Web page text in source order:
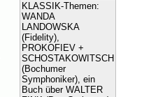
KLASSIK-Themen:
WANDA
LANDOWSKA
(Fidelity),
PROKOFIEV +
SCHOSTAKOWITSCH
(Bochumer
Symphoniker), ein
Buch über WALTER